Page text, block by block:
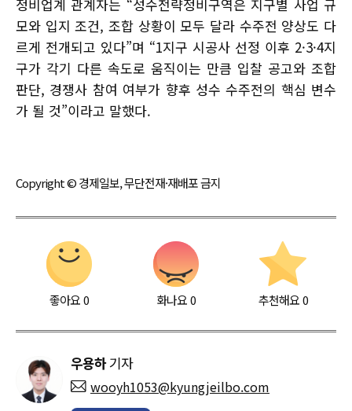
정비업계 관계자는 “성수전략정비구역은 지구별 사업 규
모와 입지 조건, 조합 상황이 모두 달라 수주전 양상도 다
르게 전개되고 있다”며 “1지구 시공사 선정 이후 2·3·4지
구가 각기 다른 속도로 움직이는 만큼 입찰 공고와 조합
판단, 경쟁사 참여 여부가 향후 성수 수주전의 핵심 변수
가 될 것”이라고 말했다.
Copyright © 경제일보, 무단전재·재배포 금지
좋아요0 화나요0 추천해요 0
우용하기자
wooyh1053@kyungjeilbo.com